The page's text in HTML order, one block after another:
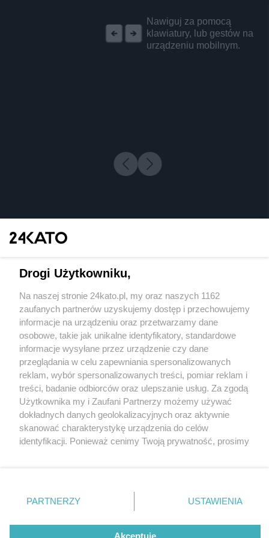
Nawiguj za pomocą
klawiatury, lub gestów na
urządzeniu mobilnym.
3 / 0
Wydawca mediów lokalnych
Nie zapomnij
zapoznać się z:
polityką prywatności regulamin korzystania z portali
Twojemiasto
Piekary Śląskie
Chorzów
Tarnowskie Góry
Gliwice
Skontakuj sięz nami
Kontakt
Wydawca
Redakcja
Drogi Użytkowniku,
Na naszej stronie 24kato.pl, my oraz naszych 1162
zaufanych partnerów uzyskujemy dostęp i przechowujemy
informacje na urządzeniu oraz przetwarzamy dane
osobowe, takie jak unikalne identyfikatory, standardowe
informacje wysyłane przez urządzenie czy dane
przeglądania w celu zapewniania spersonalizowanych
reklam, wybór spersonalizowanych treści, pomiar reklam i
treści, badanie odbiorców oraz ulepszanie usług. Za zgodą
Użytkownika my i Zaufani Partnerzy możemy używać
dokładnych danych geolokalizacyjnych oraz aktywnie
skanować charakterystykę urządzenia do celów
identyfikacji. Ponieważ cenimy Twoją prywatność, prosimy
prywatności znajdujący się w lewym dolnym rogu strony
. Niektóre rodzaje przetwarzania danych nie wymagają
zgody użytkownika, ale masz prawo sprzeciwić się
takiemu przetwarzaniu. Preferencje będą miały
PARTNERZY USTAWIENIA
Akceptuję